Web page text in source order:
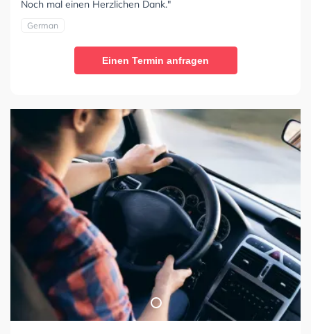
Noch mal einen Herzlichen Dank."
German
Einen Termin anfragen